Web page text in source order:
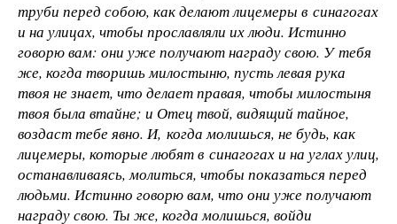
труби перед собою, как делают лицемеры в синагогах
и на улицах, чтобы прославляли их люди. Истинно
говорю вам: они уже получают награду свою. У тебя
же, когда творишь милостыню, пусть левая рука
твоя не знает, что делает правая, чтобы милостыня
твоя была втайне; и Отец твой, видящий тайное,
воздаст тебе явно. И, когда молишься, не будь, как
лицемеры, которые любят в синагогах и на углах улиц,
останавливаясь, молиться, чтобы показаться перед
людьми. Истинно говорю вам, что они уже получают
награду свою. Ты же, когда молишься, войди